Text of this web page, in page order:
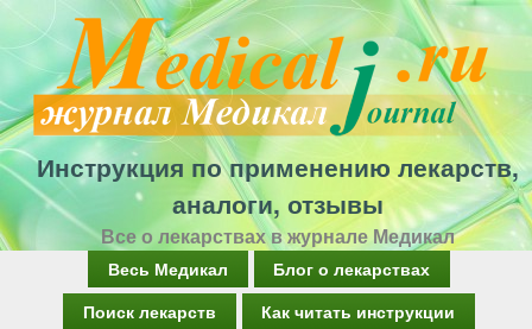
Перейти
к
основному
содержанию
Инструкция по применению лекарств,
аналоги, отзывы
Все о лекарствах в журнале Медикал
Весь Медикал
Блог о лекарствах
Поиск лекарств
Как читать инструкции